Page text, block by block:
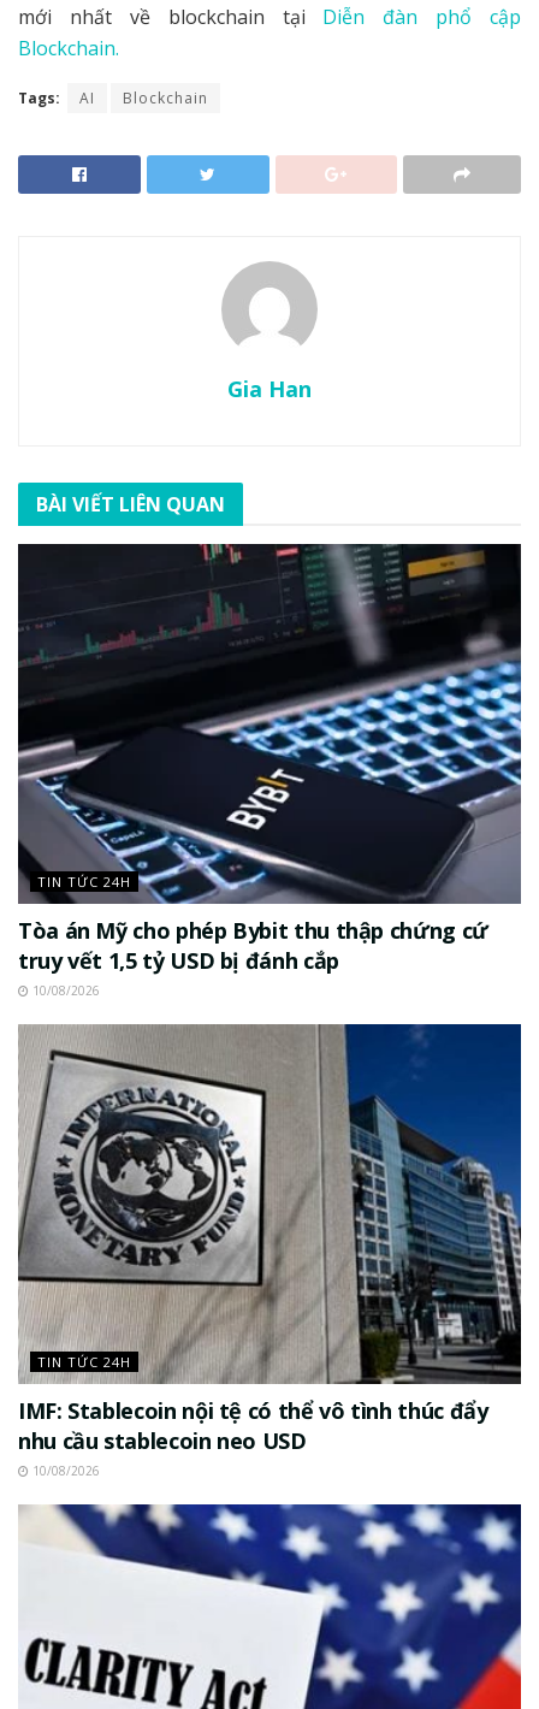
mới nhất về blockchain tại Diễn đàn phổ cập
Blockchain.
Tags: AI Blockchain
Gia Han
BÀI VIẾT LIÊN QUAN
TIN TỨC 24H
Tòa án Mỹ cho phép Bybit thu thập chứng cứ
truy vết 1,5 tỷ USD bị đánh cắp
10/08/2026
TIN TỨC 24H
IMF: Stablecoin nội tệ có thể vô tình thúc đẩy
nhu cầu stablecoin neo USD
10/08/2026